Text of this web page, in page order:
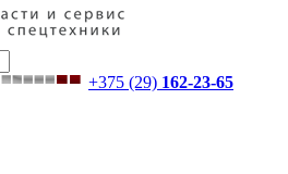
+375 (29) 162-23-65